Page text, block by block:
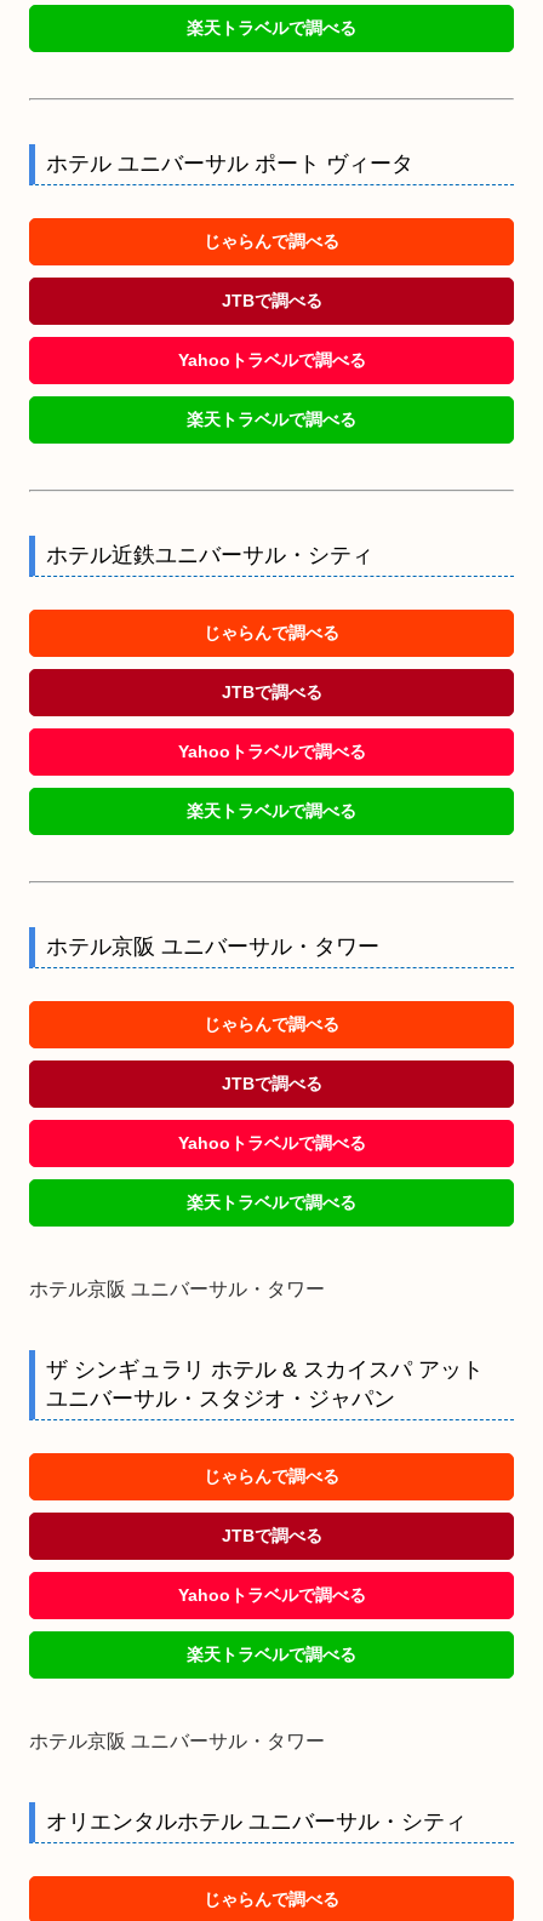
楽天トラベルで調べる
ホテル ユニバーサル ポート ヴィータ
じゃらんで調べる
JTBで調べる
Yahooトラベルで調べる
楽天トラベルで調べる
ホテル近鉄ユニバーサル・シティ
じゃらんで調べる
JTBで調べる
Yahooトラベルで調べる
楽天トラベルで調べる
ホテル京阪 ユニバーサル・タワー
じゃらんで調べる
JTBで調べる
Yahooトラベルで調べる
楽天トラベルで調べる
ホテル京阪 ユニバーサル・タワー
ザ シンギュラリ ホテル & スカイスパ アット
ユニバーサル・スタジオ・ジャパン
じゃらんで調べる
JTBで調べる
Yahooトラベルで調べる
楽天トラベルで調べる
ホテル京阪 ユニバーサル・タワー
オリエンタルホテル ユニバーサル・シティ
じゃらんで調べる